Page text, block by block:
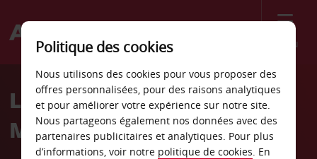
Menu
Welcome
AvisLocation de voiture
Mayotte - Centre-ville
Politique des cookies
Nous utilisons des cookies pour vous proposer des
offres personnalisées, pour des raisons analytiques
et pour améliorer votre expérience sur notre site.
Nous partageons également nos données avec des
partenaires publicitaires et analytiques. Pour plus
d’informations, voir notre politique de cookies. En